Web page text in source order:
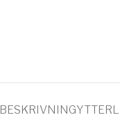
BESKRIVNING